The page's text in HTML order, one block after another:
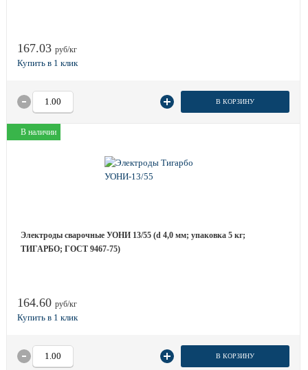
167.03 руб/кг
В КОРЗИНУ
В наличии
Электроды сварочные УОНИ 13/55 (d 4,0 мм; упаковка 5 кг;
ТИГАРБО; ГОСТ 9467-75)
164.60 руб/кг
В КОРЗИНУ